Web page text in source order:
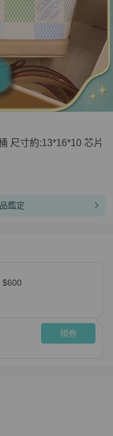
尺寸約:13*16*10 芯片
鑑定
$600
領券
水桶 尺寸約:13*16*10